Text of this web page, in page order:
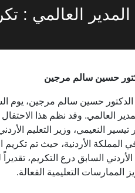
العالمي :
حسين سالم مرجين
المدير العالمي. وقد نظم هذا
تيسير النعيمي، وزير التعليم
المملكة الأردنية، حيث تم
السابق درع التكريم، تقديراً
الممارسات التعليمية الفعالة.